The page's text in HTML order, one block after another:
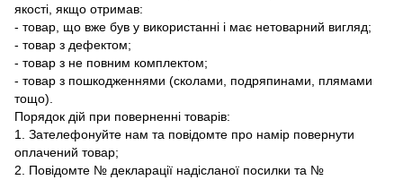
якості, якщо отримав:
- товар, що вже був у використанні і має нетоварний вигляд;
- товар з дефектом;
- товар з не повним комплектом;
- товар з пошкодженнями (сколами, подряпинами, плямами
тощо).
Порядок дій при поверненні товарів:
1. Зателефонуйте нам та повідомте про намір повернути
оплачений товар;
2. Повідомте № декларації надісланої посилки та №